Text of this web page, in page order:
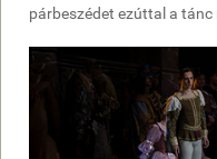
párbeszédet ezúttal a